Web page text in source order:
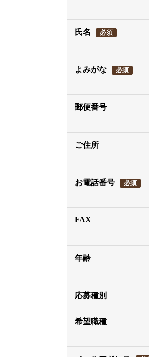
氏名 必須
よみがな 必須
郵便番号
ご住所
お電話番号 必須
FAX
年齢
応募種別
希望職種